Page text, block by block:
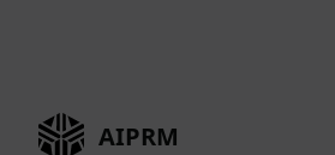
AIPRM